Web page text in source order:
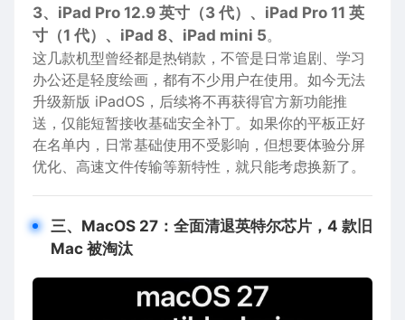
3、iPad Pro 12.9 英寸（3 代）、iPad Pro 11 英
寸（1 代）、iPad 8、iPad mini 5。
这几款机型曾经都是热销款，不管是日常追剧、学习
办公还是轻度绘画，都有不少用户在使用。如今无法
升级新版 iPadOS，后续将不再获得官方新功能推
送，仅能短暂接收基础安全补丁。如果你的平板正好
在名单内，日常基础使用不受影响，但想要体验分屏
优化、高速文件传输等新特性，就只能考虑换新了。
三、MacOS 27：全面清退英特尔芯片，4 款旧
Mac 被淘汰